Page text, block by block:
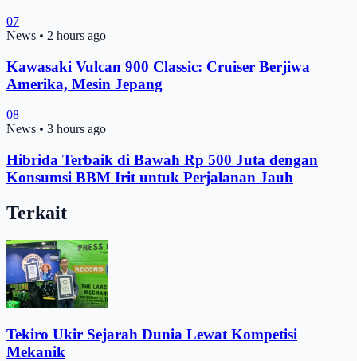
07
News • 2 hours ago
Kawasaki Vulcan 900 Classic: Cruiser Berjiwa
Amerika, Mesin Jepang
08
News • 3 hours ago
Hibrida Terbaik di Bawah Rp 500 Juta dengan
Konsumsi BBM Irit untuk Perjalanan Jauh
Terkait
Tekiro Ukir Sejarah Dunia Lewat Kompetisi
Mekanik